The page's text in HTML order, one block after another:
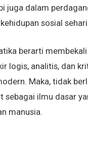
juga dalam
sosial
berarti
logis, analitis, dan
Maka, tidak
sebagai ilmu dasar
manusia.